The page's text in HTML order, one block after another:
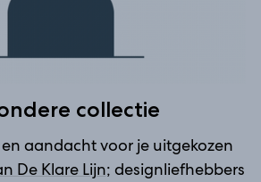
collectie
aandacht voor je uitgekozen
De Klare Lijn; designliefhebbers